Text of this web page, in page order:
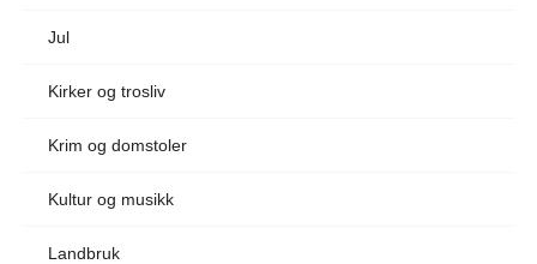
Jul
Kirker og trosliv
Krim og domstoler
Kultur og musikk
Landbruk